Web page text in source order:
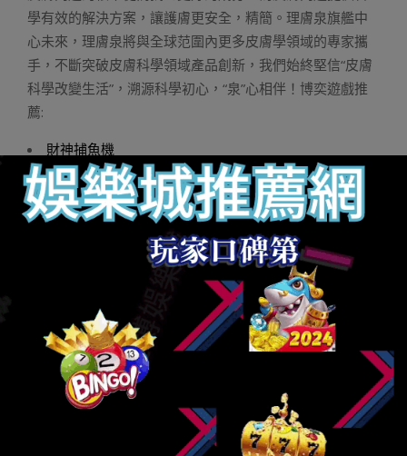
學有效的解決方案，讓護膚更安全，精簡。理膚泉旗艦中
心未來，理膚泉將與全球范圍內更多皮膚學領域的專家攜
手，不斷突破皮膚科學領域產品創新，我們始終堅信“皮膚
科學改變生活”，溯源科學初心，“泉”心相伴！博奕遊戲推
薦:
財神捕魚機
財神娛樂城
娛樂城
玩運彩娛樂城
老虎機
通博娛樂
娛樂城推薦
財神娛樂
玩運彩投注